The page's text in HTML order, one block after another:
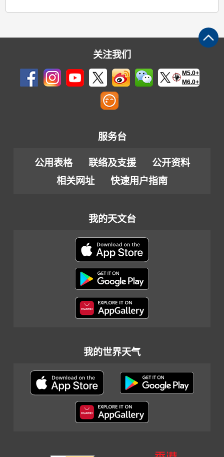
关注我们
M5.0+
M6.0+
服务台
公用表格 联络及支援
公开资料
相关网址
快速用户指南
我的天文台
我的世界天气